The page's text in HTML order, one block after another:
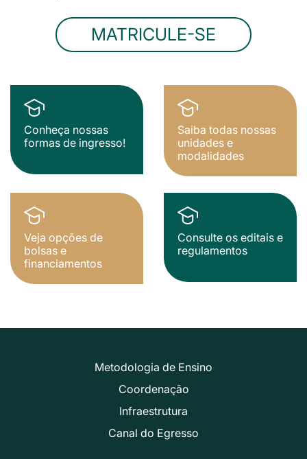
MATRICULE-SE
Conheça nossas
formas de ingresso!
Saiba todas nossas
unidades e
modalidades
Veja opções de
bolsas e
financiamentos
Consulte os editais e
regulamentos
Metodologia de Ensino
Coordenação
Infraestrutura
Canal do Egresso